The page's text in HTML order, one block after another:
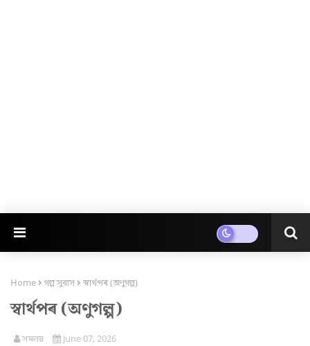
Home গল্প সুবাস স্বাৰ্থপৰ (অণুগল্প)
স্বাৰ্থপৰ (অণুগল্প)
সমলয় June 07, 2026